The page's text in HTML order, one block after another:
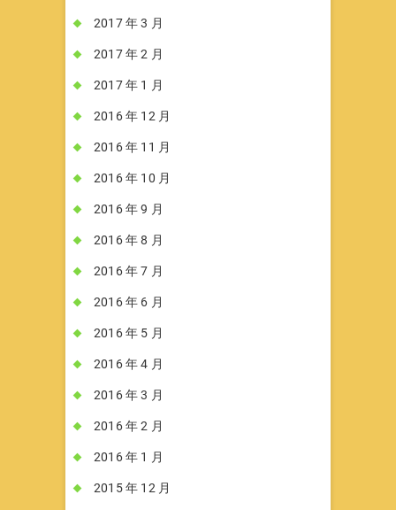
2017 年 3 月
2017 年 2 月
2017 年 1 月
2016 年 12 月
2016 年 11 月
2016 年 10 月
2016 年 9 月
2016 年 8 月
2016 年 7 月
2016 年 6 月
2016 年 5 月
2016 年 4 月
2016 年 3 月
2016 年 2 月
2016 年 1 月
2015 年 12 月